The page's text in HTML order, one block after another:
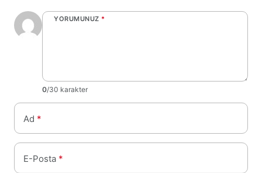
YORUMUNUZ *
0/30 karakter
Ad *
E-Posta *